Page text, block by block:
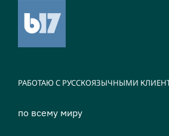
РАБОТАЮ С РУССКОЯЗЫЧНЫМИ
по всему миру